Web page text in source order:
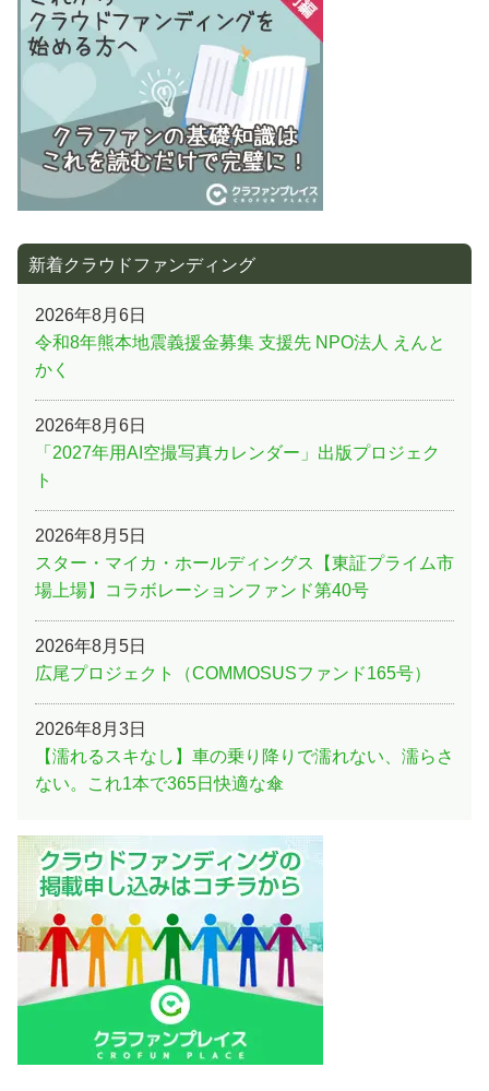
ョ
ン
新着クラウドファンディング
2026年8月6日
令和8年熊本地震義援金募集 支援先 NPO法人 えんと
かく
2026年8月6日
「2027年用AI空撮写真カレンダー」出版プロジェク
ト
2026年8月5日
スター・マイカ・ホールディングス【東証プライム市
場上場】コラボレーションファンド第40号
2026年8月5日
広尾プロジェクト（COMMOSUSファンド165号）
2026年8月3日
【濡れるスキなし】車の乗り降りで濡れない、濡らさ
ない。これ1本で365日快適な傘